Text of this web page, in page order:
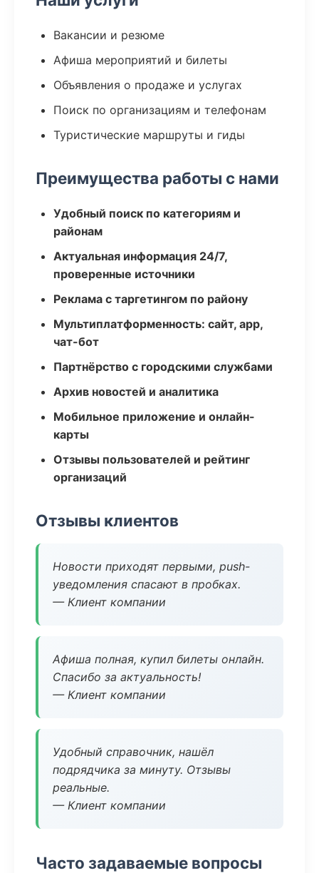
Вакансии и резюме
Афиша мероприятий и билеты
Объявления о продаже и услугах
Поиск по организациям и телефонам
Туристические маршруты и гиды
Преимущества работы с нами
Удобный поиск по категориям и
районам
Актуальная информация 24/7,
проверенные источники
Реклама с таргетингом по району
Мультиплатформенность: сайт, app,
чат-бот
Партнёрство с городскими службами
Архив новостей и аналитика
Мобильное приложение и онлайн-
карты
Отзывы пользователей и рейтинг
организаций
Отзывы клиентов
Новости приходят первыми, push-
уведомления спасают в пробках.
— Клиент компании
Афиша полная, купил билеты онлайн.
Спасибо за актуальность!
— Клиент компании
Удобный справочник, нашёл
подрядчика за минуту. Отзывы
реальные.
— Клиент компании
Часто задаваемые вопросы